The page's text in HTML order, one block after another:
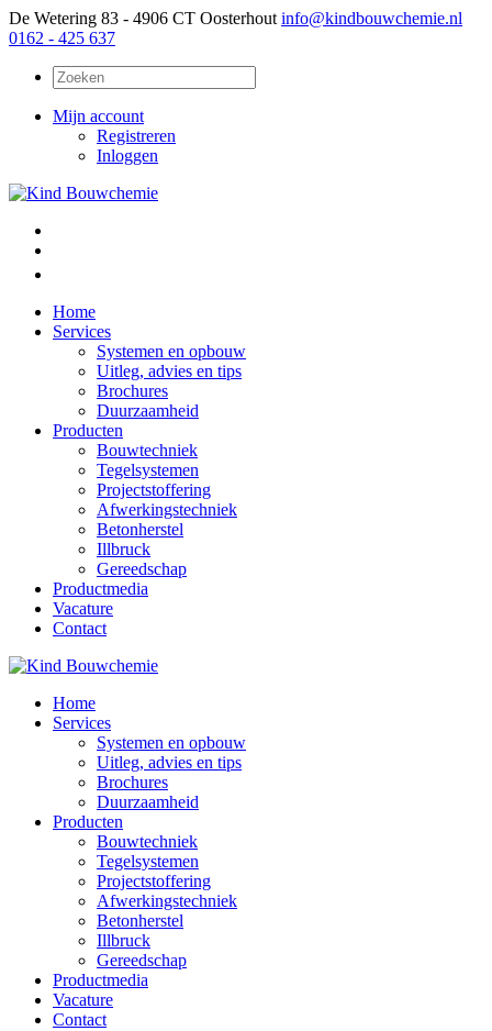
De Wetering 83 - 4906 CT Oosterhout info@kindbouwchemie.nl
0162 - 425 637
Mijn account
Registreren
Inloggen
Home
Services
Systemen en opbouw
Uitleg, advies en tips
Brochures
Duurzaamheid
Producten
Bouwtechniek
Tegelsystemen
Projectstoffering
Afwerkingstechniek
Betonherstel
Illbruck
Gereedschap
Productmedia
Vacature
Contact
Home
Services
Systemen en opbouw
Uitleg, advies en tips
Brochures
Duurzaamheid
Producten
Bouwtechniek
Tegelsystemen
Projectstoffering
Afwerkingstechniek
Betonherstel
Illbruck
Gereedschap
Productmedia
Vacature
Contact